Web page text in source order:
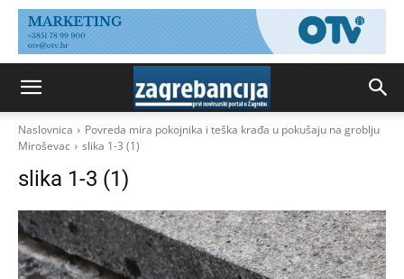
Naslovnica
Povreda mira pokojnika i teška krađa u pokušaju na groblju
Miroševac
slika 1-3 (1)
slika 1-3 (1)